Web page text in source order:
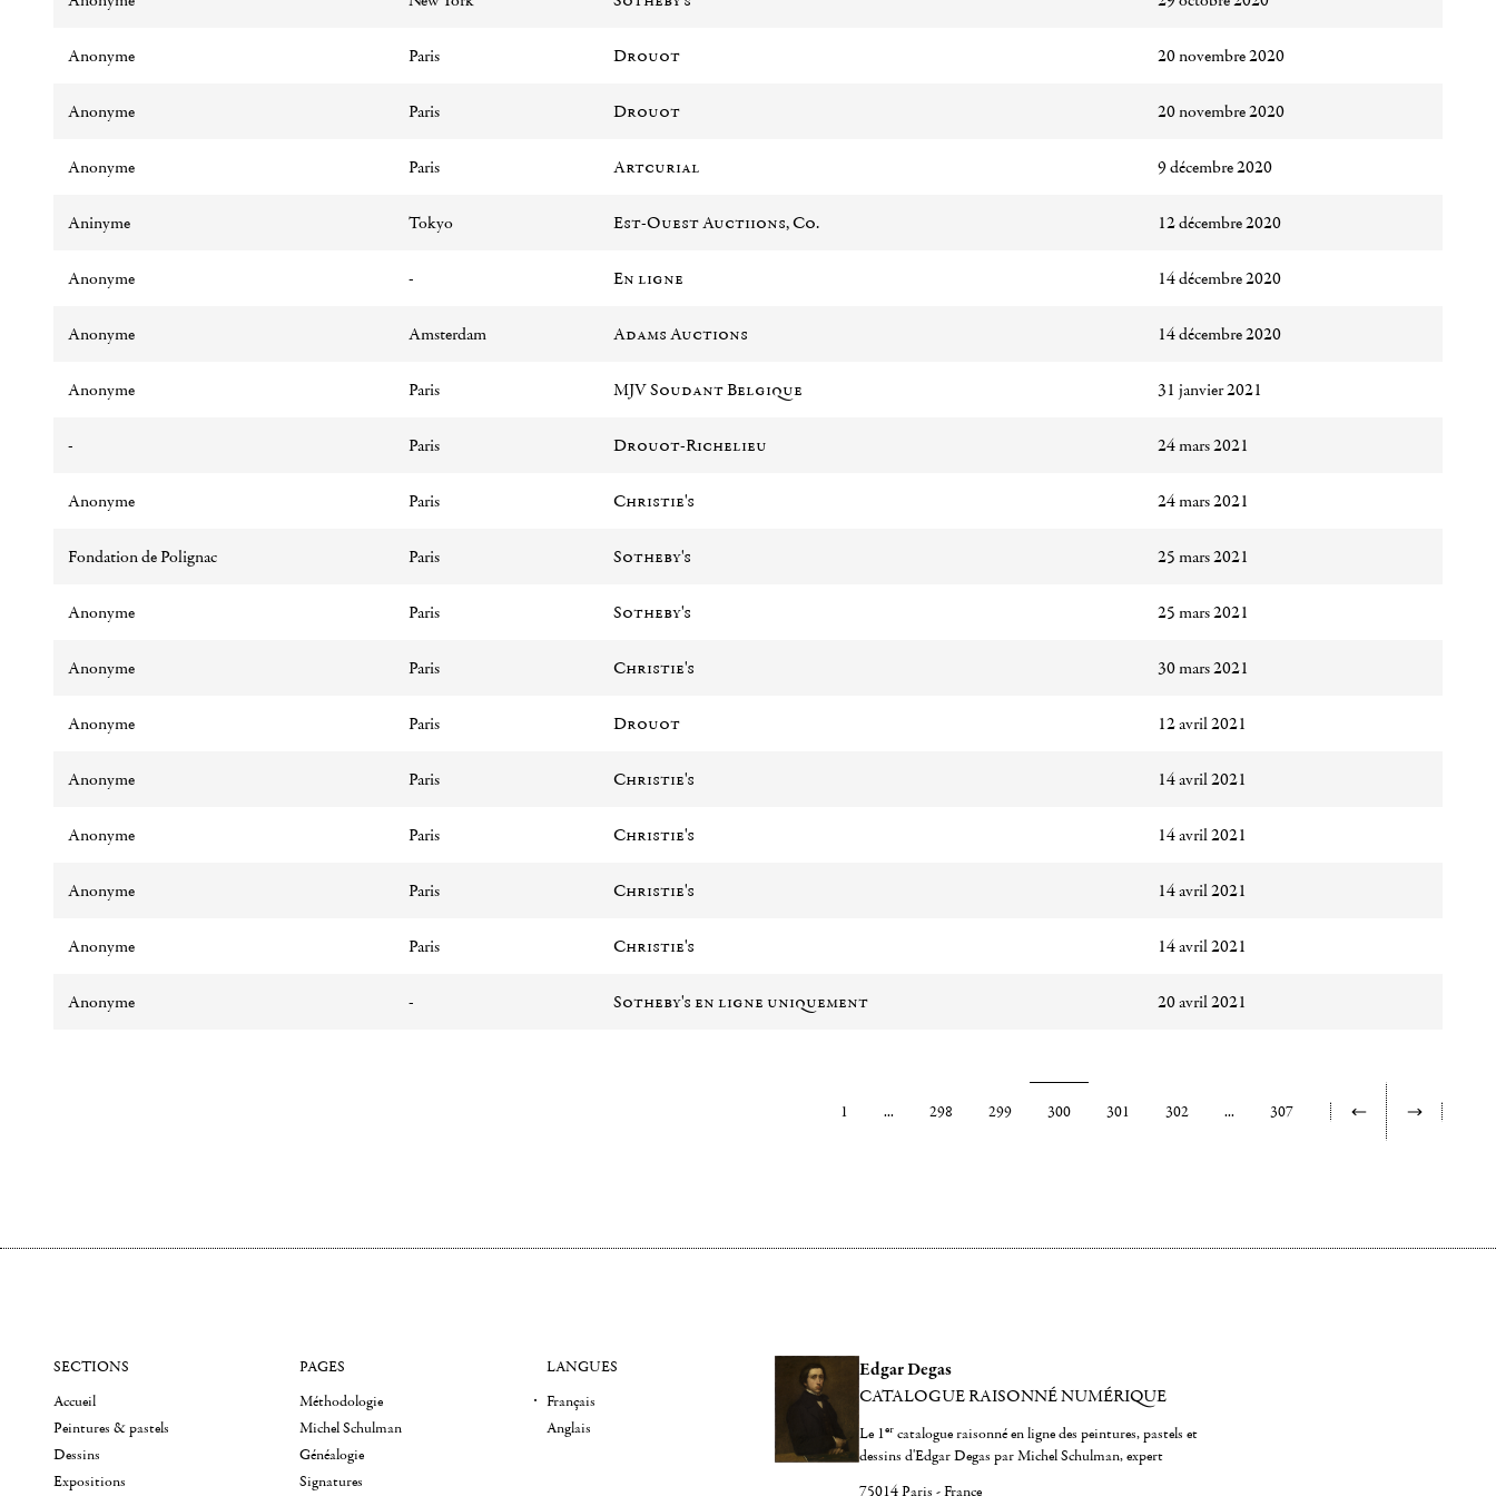
Anonyme Paris Drouot 20 novembre 2020
Anonyme Paris Drouot 20 novembre 2020
Anonyme Paris Artcurial 9 décembre 2020
Aninyme Tokyo Est-Ouest Auctiions, Co. 12 décembre 2020
Anonyme - En ligne 14 décembre 2020
Anonyme Amsterdam Adams Auctions 14 décembre 2020
Anonyme Paris MJV Soudant Belgique 31 janvier 2021
- Paris Drouot-Richelieu 24 mars 2021
Anonyme Paris Christie's 24 mars 2021
Fondation de Polignac Paris Sotheby's 25 mars 2021
Anonyme Paris Sotheby's 25 mars 2021
Anonyme Paris Christie's 30 mars 2021
Anonyme Paris Drouot 12 avril 2021
Anonyme Paris Christie's 14 avril 2021
Anonyme Paris Christie's 14 avril 2021
Anonyme Paris Christie's 14 avril 2021
Anonyme Paris Christie's 14 avril 2021
Anonyme - Sotheby's en ligne uniquement 20 avril 2021
1 ... 298 299 300 301 302 ... 307
Edgar Degas
CATALOGUE RAISONNÉ NUMÉRIQUE
Le 1er catalogue raisonné en ligne des peintures, pastels et
dessins d'Edgar Degas par Michel Schulman, expert
75014 Paris - France
SECTIONS
Accueil
Peintures & pastels
Dessins
Expositions
PAGES
Méthodologie
Michel Schulman
Généalogie
Signatures
LANGUES
Français
Anglais